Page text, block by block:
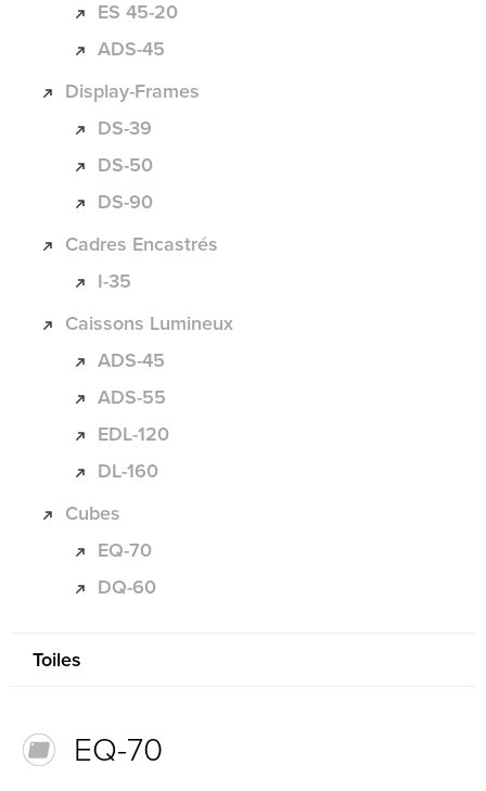
ES 45-20
ADS-45
Display-Frames
DS-39
DS-50
DS-90
Cadres Encastrés
I-35
Caissons Lumineux
ADS-45
ADS-55
EDL-120
DL-160
Cubes
EQ-70
DQ-60
Toiles
EQ-70